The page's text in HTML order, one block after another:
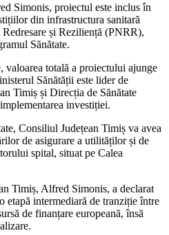
Simonis, proiectul este inclus în
din infrastructura sanitară
și Reziliență (PNRR),
Sănătate.
valoarea totală a proiectului ajunge
Sănătății este lider de
Timiș și Direcția de Sănătate
investiției.
Consiliul Județean Timiș va avea
de asigurare a utilităților și de
spital, situat pe Calea
Timiș, Alfred Simonis, a declarat
etapă intermediară de tranziție între
de finanțare europeană, însă